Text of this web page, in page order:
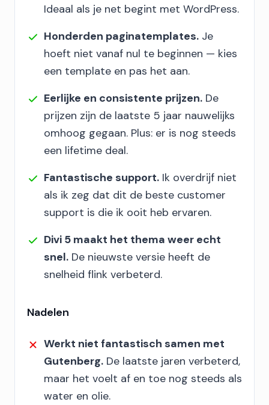
Ideaal als je net begint met WordPress.
Honderden paginatemplates. Je
hoeft niet vanaf nul te beginnen — kies
een template en pas het aan.
Eerlijke en consistente prijzen. De
prijzen zijn de laatste 5 jaar nauwelijks
omhoog gegaan. Plus: er is nog steeds
een lifetime deal.
Fantastische support. Ik overdrijf niet
als ik zeg dat dit de beste customer
support is die ik ooit heb ervaren.
Divi 5 maakt het thema weer echt
snel. De nieuwste versie heeft de
snelheid flink verbeterd.
Nadelen
Werkt niet fantastisch samen met
Gutenberg. De laatste jaren verbeterd,
maar het voelt af en toe nog steeds als
water en olie.